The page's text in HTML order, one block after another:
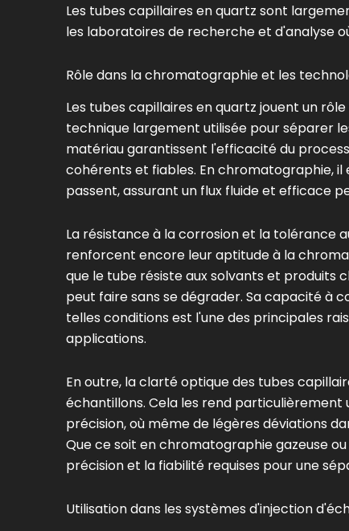
Les tubes capillaires en quartz sont
les laboratoires de recherche et d'analyse
Rôle dans la chromatographie et les
Les tubes capillaires en quartz jouent un
technique largement utilisée pour séparer
matériau garantissent l'efficacité du
cohérents et fiables. En chromatographie,
passent, assurant un flux fluide et efficace
La résistance à la corrosion et la tolérance
renforcent encore leur aptitude à la
que le tube résiste aux solvants et produits
peut faire sans se dégrader. Sa capacité à
telles conditions est l'une des principales
applications.
En outre, la clarté optique des tubes
échantillons. Cela les rend
précision, où même de légères déviations
Que ce soit en chromatographie gazeuse
précision et la fiabilité requises pour une
Utilisation dans les systèmes d'injection